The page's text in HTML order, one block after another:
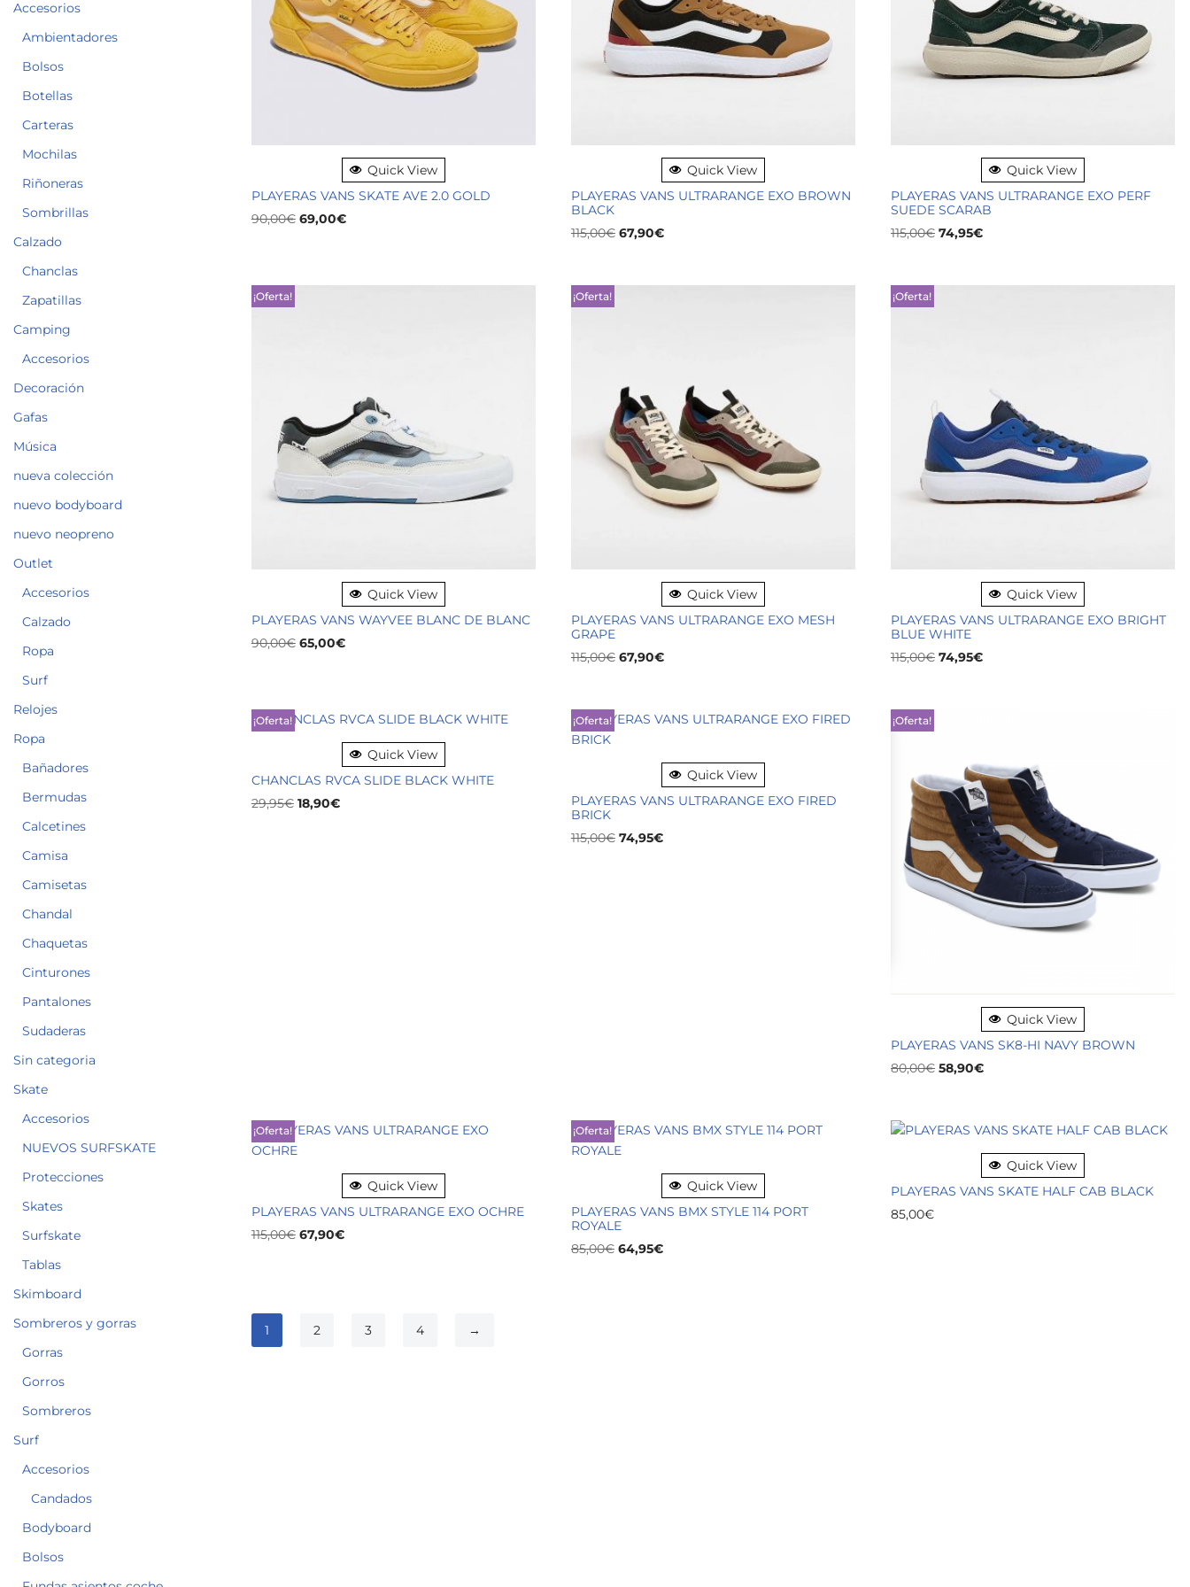
Accesorios
Ambientadores
Bolsos
Botellas
Carteras
Mochilas
Riñoneras
Sombrillas
Calzado
Chanclas
Zapatillas
Camping
Accesorios
Decoración
Gafas
Música
nueva colección
nuevo bodyboard
nuevo neopreno
Outlet
Accesorios
Calzado
Ropa
Surf
Relojes
Ropa
Bañadores
Bermudas
Calcetines
Camisa
Camisetas
Chandal
Chaquetas
Cinturones
Pantalones
Sudaderas
Sin categoria
Skate
Accesorios
NUEVOS SURFSKATE
Protecciones
Skates
Surfskate
Tablas
Skimboard
Sombreros y gorras
Gorras
Gorros
Sombreros
Surf
Accesorios
Candados
Bodyboard
Bolsos
Quick View
PLAYERAS VANS SKATE AVE 2.0 GOLD
90,00€ 69,00€
Quick View
PLAYERAS VANS ULTRARANGE EXO BROWN
BLACK
115,00€ 67,90€
Quick View
PLAYERAS VANS ULTRARANGE EXO PERF
SUEDE SCARAB
115,00€ 74,95€
¡Oferta!
Quick View
PLAYERAS VANS WAYVEE BLANC DE BLANC
90,00€ 65,00€
¡Oferta!
Quick View
PLAYERAS VANS ULTRARANGE EXO MESH
GRAPE
115,00€ 67,90€
¡Oferta!
Quick View
PLAYERAS VANS ULTRARANGE EXO BRIGHT
BLUE WHITE
115,00€ 74,95€
¡Oferta!
Quick View
CHANCLAS RVCA SLIDE BLACK WHITE
29,95€ 18,90€
¡Oferta!
Quick View
PLAYERAS VANS ULTRARANGE EXO FIRED
BRICK
115,00€ 74,95€
¡Oferta!
Quick View
PLAYERAS VANS SK8-HI NAVY BROWN
80,00€ 58,90€
¡Oferta!
Quick View
PLAYERAS VANS ULTRARANGE EXO OCHRE
115,00€ 67,90€
¡Oferta!
Quick View
PLAYERAS VANS BMX STYLE 114 PORT
ROYALE
85,00€ 64,95€
Quick View
PLAYERAS VANS SKATE HALF CAB BLACK
85,00€
1 2 3 4 →